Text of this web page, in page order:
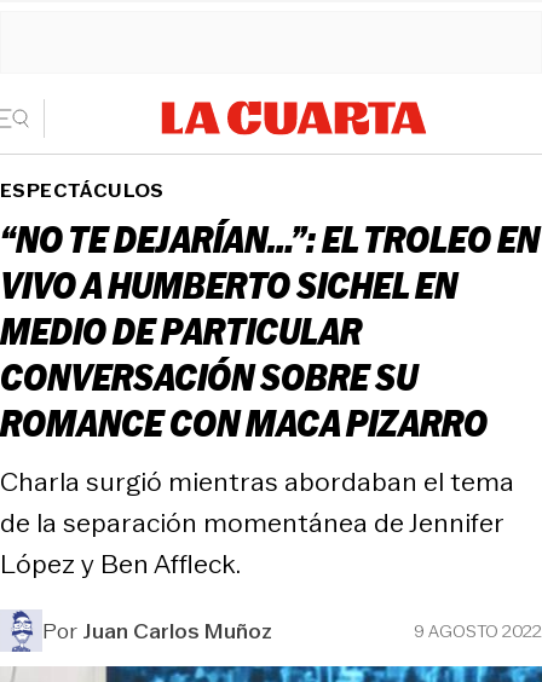
ESPECTÁCULOS
“NO TE DEJARÍAN…”: EL TROLEO EN
VIVO A HUMBERTO SICHEL EN
MEDIO DE PARTICULAR
CONVERSACIÓN SOBRE SU
ROMANCE CON MACA PIZARRO
Charla surgió mientras abordaban el tema
de la separación momentánea de Jennifer
López y Ben Affleck.
PorJuan Carlos Muñoz 9 AGOSTO 2022